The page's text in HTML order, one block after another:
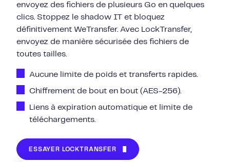
envoyez des fichiers de plusieurs Go en quelques
clics. Stoppez le shadow IT et bloquez
définitivement WeTransfer. Avec LockTransfer,
envoyez de manière sécurisée des fichiers de
toutes tailles.
Aucune limite de poids et transferts rapides.
Chiffrement de bout en bout (AES-256).
Liens à expiration automatique et limite de
téléchargements.
ESSAYER LOCKTRANSFER